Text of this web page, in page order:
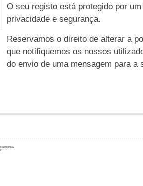
O seu registo está protegido por
privacidade e segurança.
Reservamos o direito de alterar a
que notifiquemos os nossos
do envio de uma mensagem para